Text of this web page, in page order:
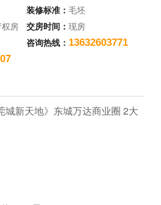
装修标准： 毛坯
房 交房时间： 现房
咨询热线： 13632603771
城新天地》东城万达商业圈 2大